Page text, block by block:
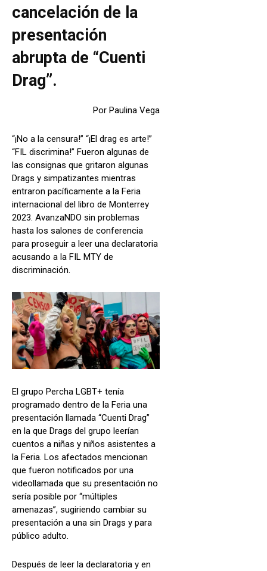
cancelación de la
presentación
abrupta de “Cuenti
Drag”.
Por Paulina Vega
“¡No a la censura!” “¡El drag es arte!”
“FIL discrimina!” Fueron algunas de
las consignas que gritaron algunas
Drags y simpatizantes mientras
entraron pacíficamente a la Feria
internacional del libro de Monterrey
2023. AvanzaNDO sin problemas
hasta los salones de conferencia
para proseguir a leer una declaratoria
acusando a la FIL MTY de
discriminación.
El grupo Percha LGBT+ tenía
programado dentro de la Feria una
presentación llamada “Cuenti Drag”
en la que Drags del grupo leerían
cuentos a niñas y niños asistentes a
la Feria. Los afectados mencionan
que fueron notificados por una
videollamada que su presentación no
sería posible por “múltiples
amenazas”, sugiriendo cambiar su
presentación a una sin Drags y para
público adulto.
Después de leer la declaratoria y en